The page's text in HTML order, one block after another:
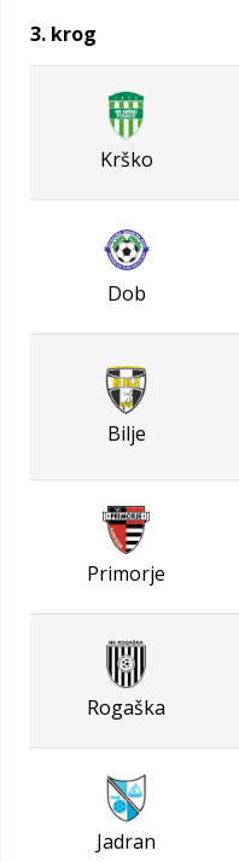
3. krog
Krško
Dob
Bilje
Primorje
Rogaška
Jadran